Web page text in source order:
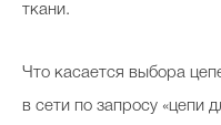
ткани.
Что касается выбора
в сети по запросу «цепи